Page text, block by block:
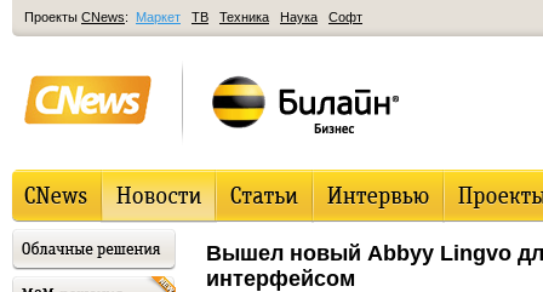
Проекты CNews: Маркет ТВ Техника Наука Софт
Вышел новый Abbyy Lingvo
интерфейсом